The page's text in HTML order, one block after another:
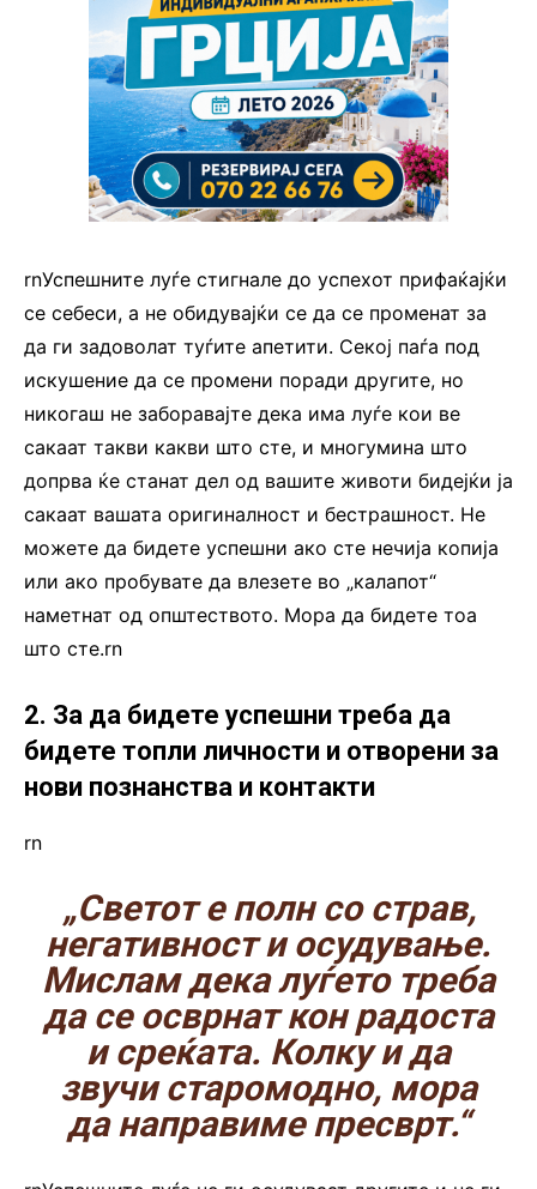
rnУспешните луѓе стигнале до успехот прифаќајќи
се себеси, а не обидувајќи се да се променат за
да ги задоволат туѓите апетити. Секој паѓа под
искушение да се промени поради другите, но
никогаш не заборавајте дека има луѓе кои ве
сакаат такви какви што сте, и многумина што
допрва ќе станат дел од вашите животи бидејќи ја
сакаат вашата оригиналност и бестрашност. Не
можете да бидете успешни ако сте нечија копија
или ако пробувате да влезете во „калапот“
наметнат од општеството. Мора да бидете тоа
што сте.rn
2. За да бидете успешни треба да
бидете топли личности и отворени за
нови познанства и контакти
rn
„Светот е полн со страв,
негативност и осудување.
Мислам дека луѓето треба
да се осврнат кон радоста
и среќата. Колку и да
звучи старомодно, мора
да направиме пресврт.“